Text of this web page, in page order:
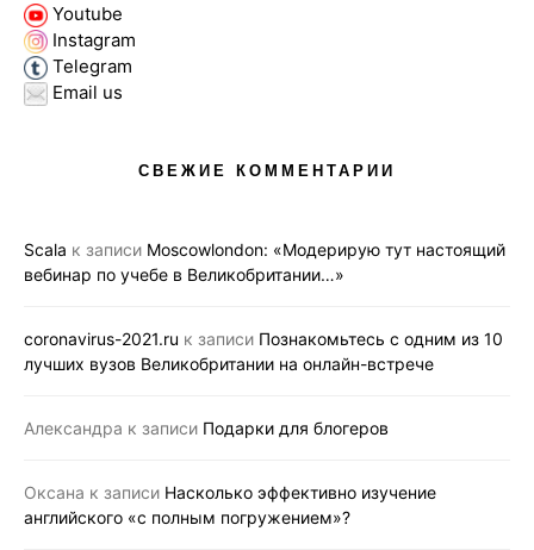
Youtube
Instagram
Telegram
Email us
СВЕЖИЕ КОММЕНТАРИИ
Scala к записи Moscowlondon: «Модерирую тут настоящий
вебинар по учебе в Великобритании…»
coronavirus-2021.ru к записи Познакомьтесь с одним из 10
лучших вузов Великобритании на онлайн-встрече
Александра к записи Подарки для блогеров
Оксана к записи Насколько эффективно изучение
английского «с полным погружением»?